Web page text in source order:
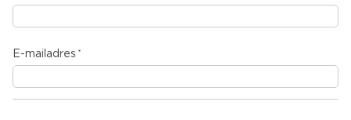
E-mailadres